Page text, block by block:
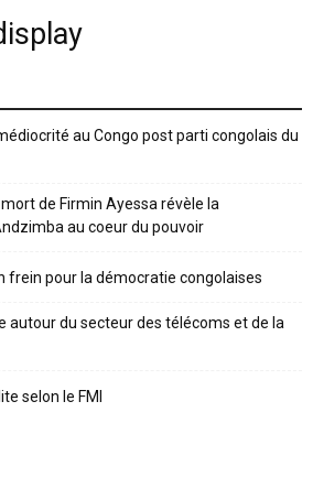
au Congo post parti congolais du
de Firmin Ayessa révèle la
au coeur du pouvoir
frein pour la démocratie congolaises
autour du secteur des télécoms et de la
selon le FMI